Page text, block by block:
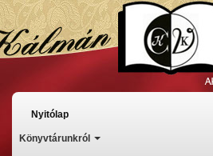
Skip
to
main
content
Főmenü
Nyitólap
Könyvtárunkról